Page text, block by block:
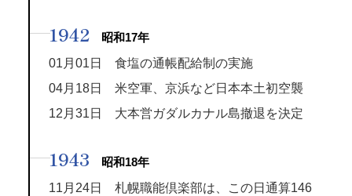
1942
昭和17年
01月01日 食塩の通帳配給制の実施
04月18日 米空軍、京浜など日本本土初空襲
12月31日 大本営ガダルカナル島撤退を決定
1943
昭和18年
11月24日 札幌職能倶楽部は、この日通算146